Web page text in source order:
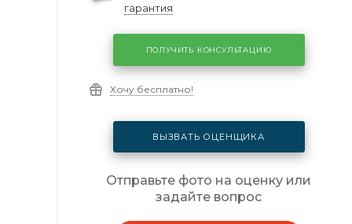
гарантия
ПОЛУЧИТЬ КОНСУЛЬТАЦИЮ
Хочу бесплатно!
ВЫЗВАТЬ ОЦЕНЩИКА
Отправьте фото на оценку или
задайте вопрос